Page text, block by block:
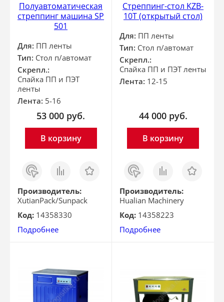
Полуавтоматическая
стреппинг машина SP
501
Для: ПП ленты
Тип: Стол п/автомат
Скрепл.:
Спайка ПП и ПЭТ
ленты
Лента: 5-16
53 000 руб.
В корзину
Заказ
в 1
клик
Сравнить Отложить
Производитель:
XutianPack/Sunpack
Код: 14358330
Подробнее
Стреппинг-стол KZB-
10T (открытый стол)
Для: ПП ленты
Тип: Стол п/автомат
Скрепл.:
Спайка ПП и ПЭТ ленты
Лента: 12-15
44 000 руб.
В корзину
Заказ
в 1
клик
Сравнить Отложить
Производитель:
Hualian Machinery
Код: 14358223
Подробнее